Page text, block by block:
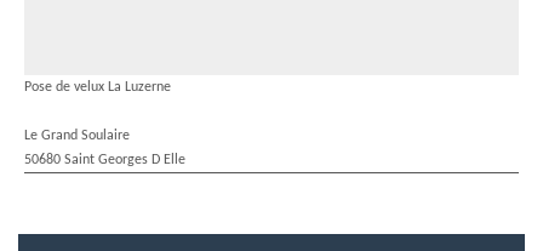
Pose de velux La Luzerne
Le Grand Soulaire
50680 Saint Georges D Elle